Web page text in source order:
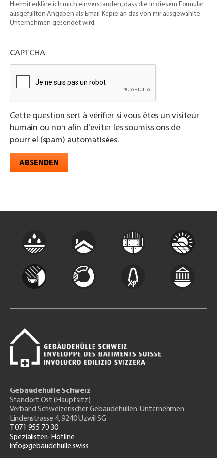
Hiermit erkläre ich mich einverstanden, dass die in diesem Formular
ausgefüllten Angaben als Email-Kopie an das von mir ausgewählte
Unternehmen gesendet wird.
CAPTCHA
Cette question sert à vérifier si vous êtes un visiteur
humain ou non afin d'éviter les soumissions de
pourriel (spam) automatisées.
ABSENDEN
Gebäudehülle Schweiz
Standort Ost (Hauptsitz)
Verband Schweizerischer Gebäudehüllen-Unternehmen
Lindenstrasse 4, 9240 Uzwil SG
T 071 955 70 30
Spezialisten-Hotline
info@gebäudehülle.swiss